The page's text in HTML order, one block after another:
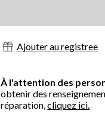
Ajouter au registree
À l'attention des
obtenir des
réparation,cliquez ici.